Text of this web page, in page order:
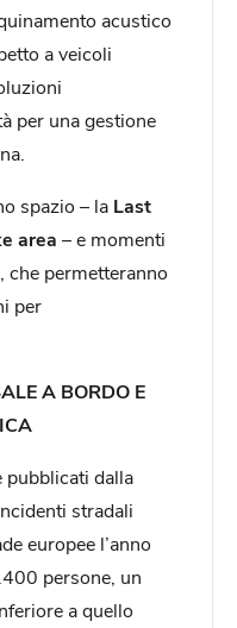
acustico
a veicoli
per una gestione
spazio – la Last
area – e momenti
permetteranno
per
A BORDO E
pubblicati dalla
stradali
europee l’anno
persone, un
a quello